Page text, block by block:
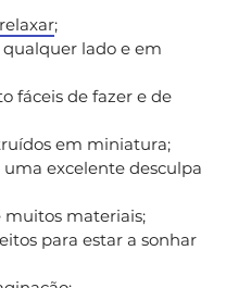
;
lado e em
fáceis de fazer e de
em miniatura;
excelente desculpa
muitos materiais;
para estar a sonhar